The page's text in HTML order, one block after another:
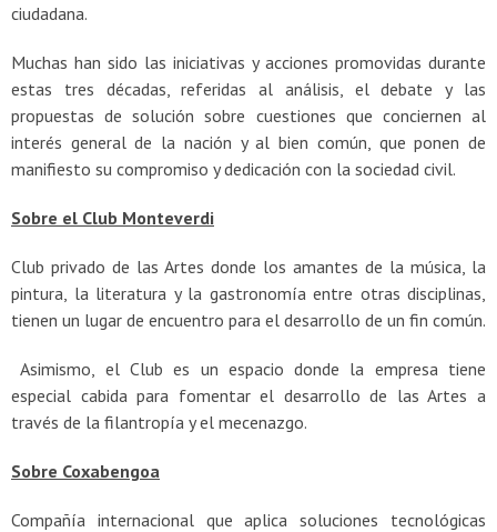
ciudadana.
Muchas han sido las iniciativas y acciones promovidas durante
estas tres décadas, referidas al análisis, el debate y las
propuestas de solución sobre cuestiones que conciernen al
interés general de la nación y al bien común, que ponen de
manifiesto su compromiso y dedicación con la sociedad civil.
Sobre el Club Monteverdi
Club privado de las Artes donde los amantes de la música, la
pintura, la literatura y la gastronomía entre otras disciplinas,
tienen un lugar de encuentro para el desarrollo de un fin común.
Asimismo, el Club es un espacio donde la empresa tiene
especial cabida para fomentar el desarrollo de las Artes a
través de la filantropía y el mecenazgo.
Sobre Coxabengoa
Compañía internacional que aplica soluciones tecnológicas